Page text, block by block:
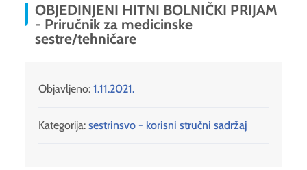
OBJEDINJENI HITNI BOLNIČKI PRIJAM
- Priručnik za medicinske
sestre/tehničare
Objavljeno: 1.11.2021.
Kategorija: sestrinsvo - korisni stručni sadržaj